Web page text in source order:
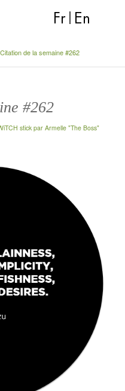
Fr En
Citation de la semaine #262
#262
stick par Armelle "The Boss"